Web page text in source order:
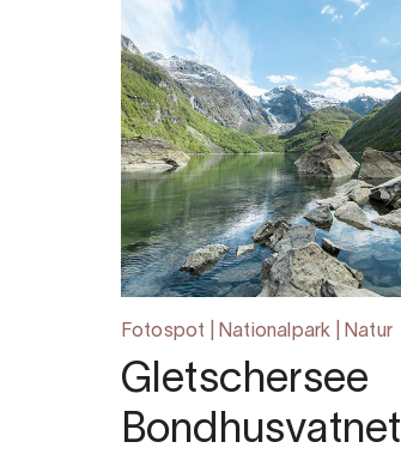
Fotospot | Nationalpark | Natur
Gletschersee
Bondhusvatnet